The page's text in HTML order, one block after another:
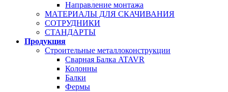
Направление монтажа
МАТЕРИАЛЫ ДЛЯ СКАЧИВАНИЯ
СОТРУДНИКИ
СТАНДАРТЫ
Продукция
Строительные металлоконструкции
Сварная Балка ATAVR
Колонны
Балки
Фермы